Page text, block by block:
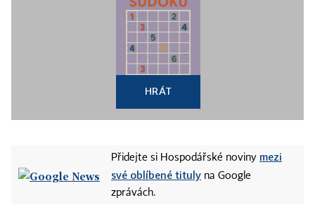
HRÁT
Přidejte si Hospodářské noviny mezi
své oblíbené tituly na Google
zprávách.